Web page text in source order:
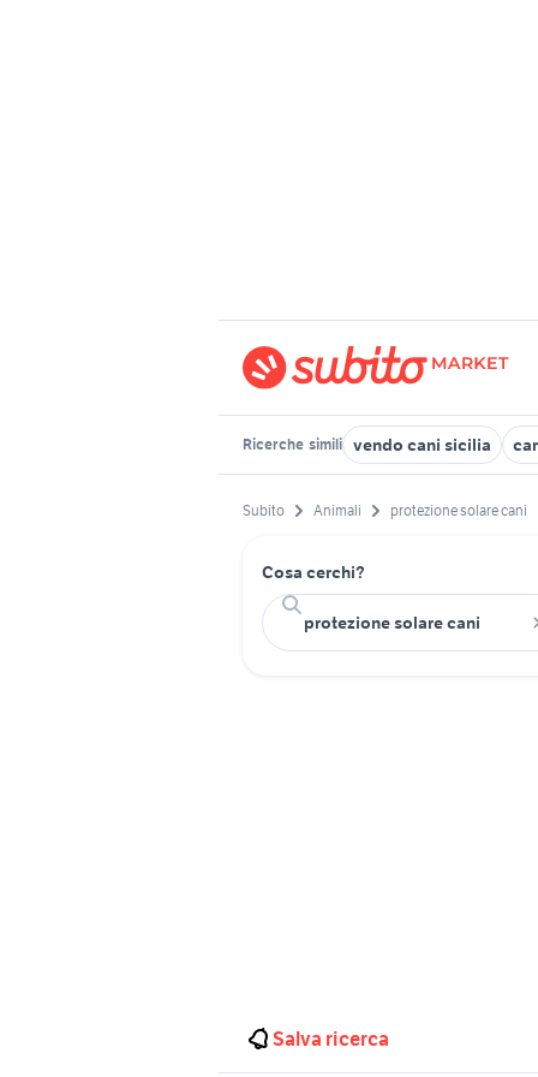
Ricerche simili vendo cani sicilia
Subito Animali protezione solare cani
Cosa cerchi?
Salva ricerca